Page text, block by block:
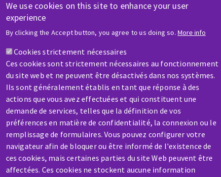
We use cookies on this site to enhance your user
experience
By clicking the Accept button, you agree to us doing so. More info
Cookies strictement nécessaires
Ces cookies sont strictement nécessaires au fonctionnement
du site web et ne peuvent être désactivés dans nos systèmes.
Ils sont généralement établis en tant que réponse à des
actions que vous avez effectuées et qui constituent une
demande de services, telles que la définition de vos
préférences en matière de confidentialité, la connexion ou le
remplissage de formulaires. Vous pouvez configurer votre
navigateur afin de bloquer ou être informé de l'existence de
ces cookies, mais certaines parties du site Web peuvent être
affectées. Ces cookies ne stockent aucune information
HELP & CONTACT
A question? Information about?
Contact-us